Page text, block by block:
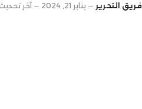
فريق التحرير يناير 21, 2024 آخر